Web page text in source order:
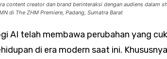
content creator dan brand berinteraksi dengan audiens dalam
di The ZHM Premiere, Padang, Sumatra Barat
AI telah membawa perubahan yang
di era modern saat ini.